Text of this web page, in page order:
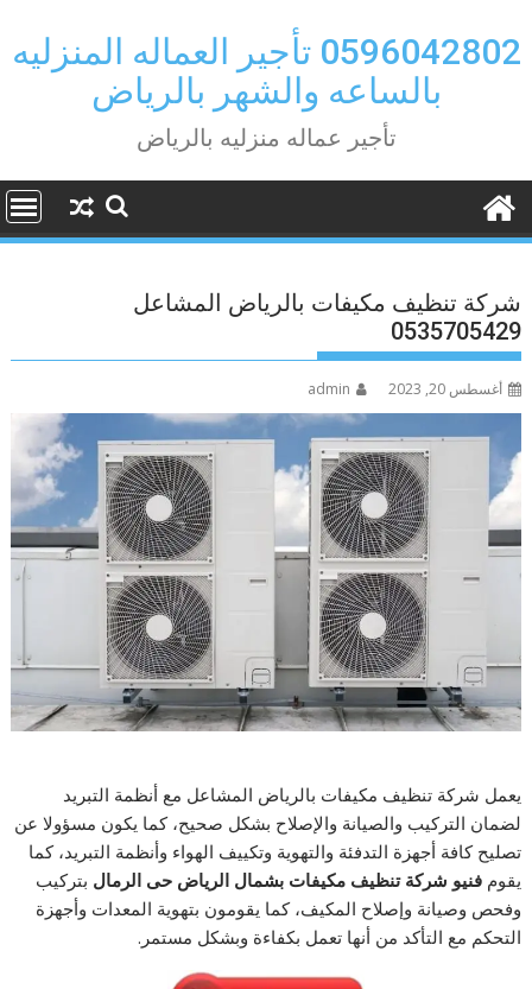
to
content
0596042802 تأجير العماله المنزليه
بالساعه والشهر بالرياض
تأجير عماله منزليه بالرياض
شركة تنظيف مكيفات بالرياض المشاعل
0535705429
أغسطس 20, 2023 admin
يعمل شركة تنظيف مكيفات بالرياض المشاعل مع أنظمة التبريد
لضمان التركيب والصيانة والإصلاح بشكل صحيح، كما يكون مسؤولا عن
تصليح كافة أجهزة التدفئة والتهوية وتكييف الهواء وأنظمة التبريد، كما
يقومفنيو شركة تنظيف مكيفات بشمال الرياض حى الرمال بتركيب
وفحص وصيانة وإصلاح المكيف، كما يقومون بتهوية المعدات وأجهزة
التحكم مع التأكد من أنها تعمل بكفاءة وبشكل مستمر.